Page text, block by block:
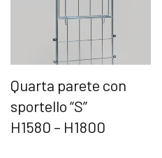
Quarta parete con
sportello “S”
H1580 – H1800